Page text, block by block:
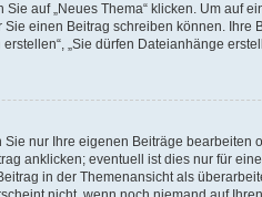
auf „Neues Thema“ klicken. Um auf
einen Beitrag schreiben können.
„Sie dürfen Dateianhänge
nur Ihre eigenen Beiträge
anklicken; eventuell ist dies nur für
in der Themenansicht als